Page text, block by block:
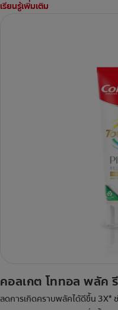
เรียนรู้เพิ่มเติม
คอลเกต โททอล พลัค
ลดการเกิดคราบพลัคได้ดีขึ้น 3X*